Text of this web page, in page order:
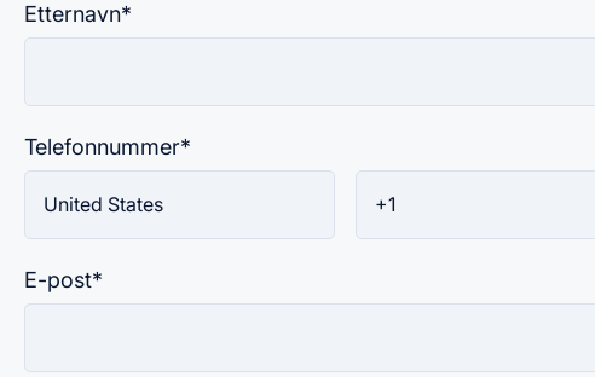
Etternavn*
Telefonnummer*
E-post*